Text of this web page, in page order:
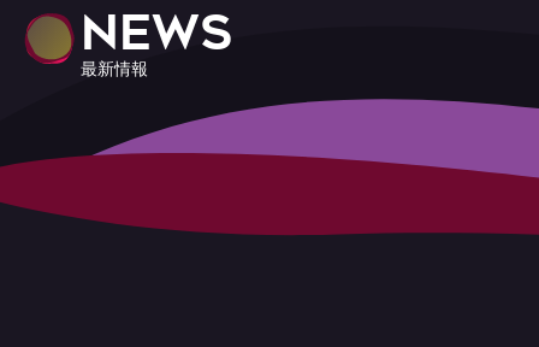
NEWS
最新情報